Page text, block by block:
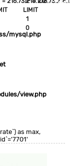
LIMIT
1
0
mysql.php
view.php
as max,